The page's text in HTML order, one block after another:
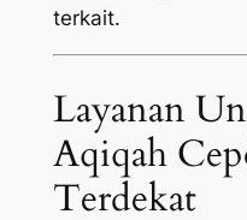
terkait.
Layanan
Aqiqah
Terdekat